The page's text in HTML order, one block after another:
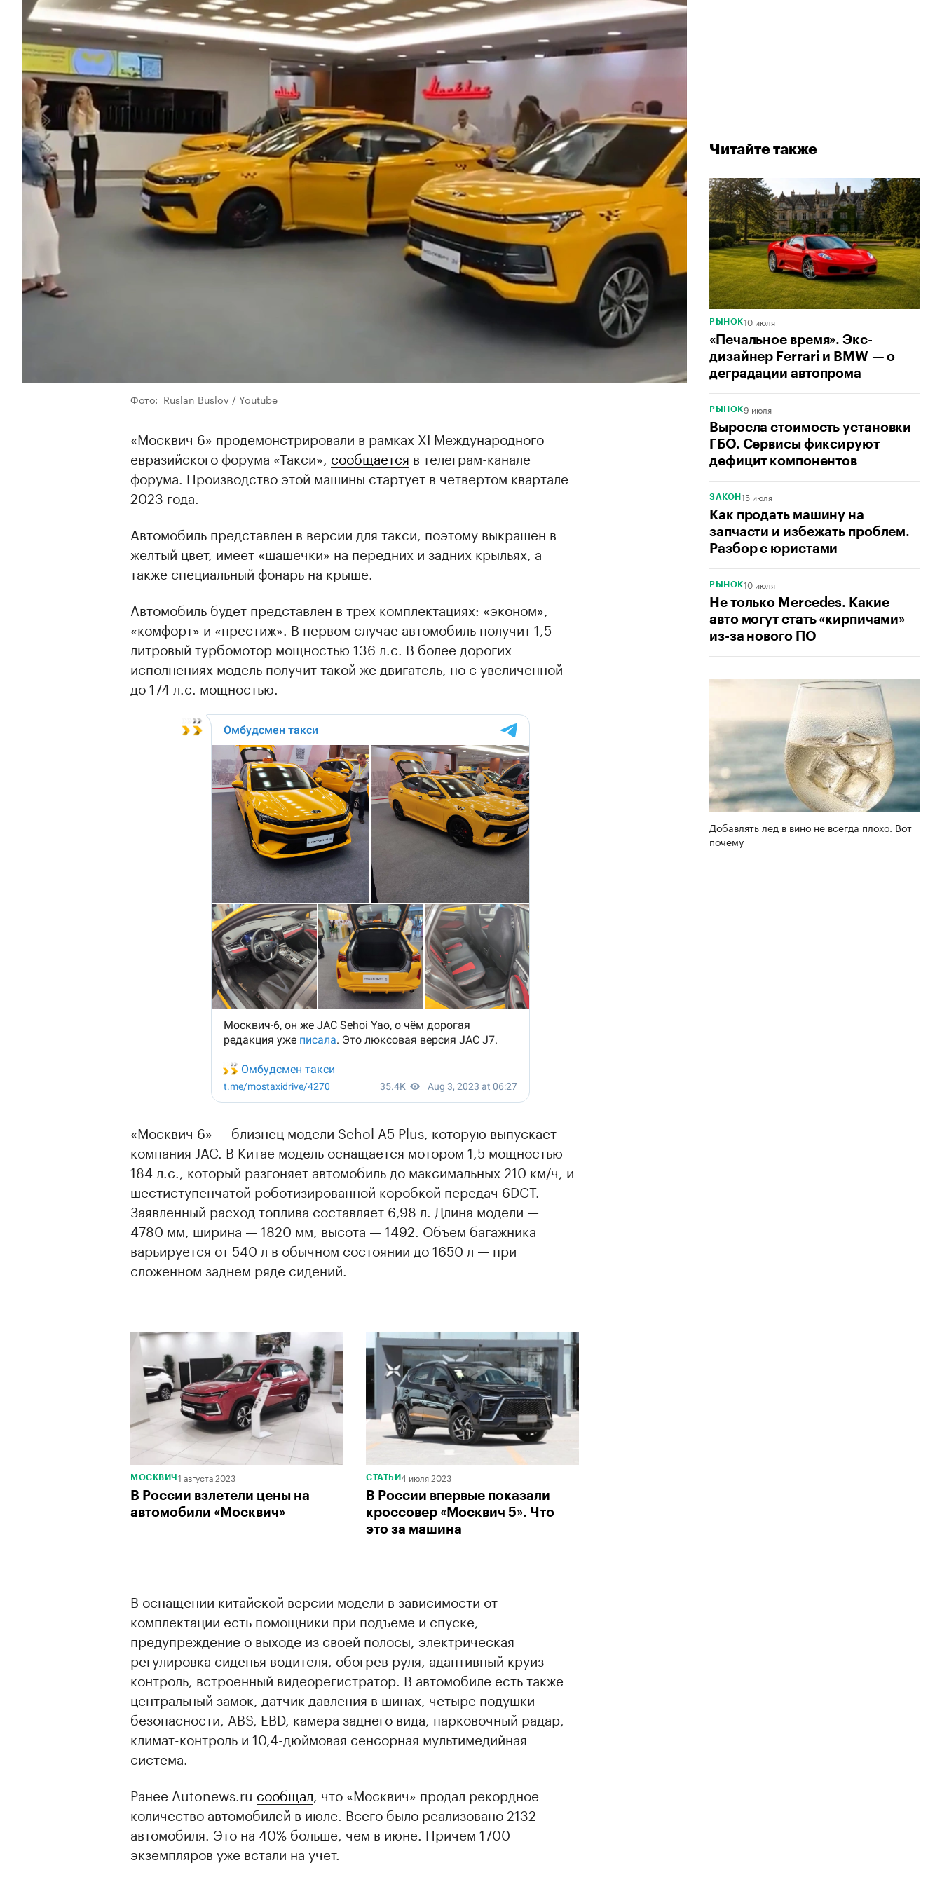
Читайте также
РЫНОК10 июля
«Печальное время». Экс-
дизайнер Ferrari и BMW — о
деградации автопрома
РЫНОК9 июля
Выросла стоимость установки
ГБО. Сервисы фиксируют
дефицит компонентов
ЗАКОН 15 июля
Как продать машину на
запчасти и избежать проблем.
Разбор с юристами
РЫНОК10 июля
Не только Mercedes. Какие
авто могут стать «кирпичами»
из-за нового ПО
Добавлять лед в вино не всегда плохо. Вот
почему
Фото: Ruslan Buslov / Youtube
«Москвич 6» продемонстрировали в рамках XI Международного
евразийского форума «Такси», сообщается в телеграм-канале
форума. Производство этой машины стартует в четвертом квартале
2023 года.
Автомобиль представлен в версии для такси, поэтому выкрашен в
желтый цвет, имеет «шашечки» на передних и задних крыльях, а
также специальный фонарь на крыше.
Автомобиль будет представлен в трех комплектациях: «эконом»,
«комфорт» и «престиж». В первом случае автомобиль получит 1,5-
литровый турбомотор мощностью 136 л.с. В более дорогих
исполнениях модель получит такой же двигатель, но с увеличенной
до 174 л.с. мощностью.
«Москвич 6» — близнец модели Sehol A5 Plus, которую выпускает
компания JAC. В Китае модель оснащается мотором 1,5 мощностью
184 л.с., который разгоняет автомобиль до максимальных 210 км/ч, и
шестиступенчатой роботизированной коробкой передач 6DCT.
Заявленный расход топлива составляет 6,98 л. Длина модели —
4780 мм, ширина — 1820 мм, высота — 1492. Объем багажника
варьируется от 540 л в обычном состоянии до 1650 л — при
сложенном заднем ряде сидений.
МОСКВИЧ 1 августа 2023
В России взлетели цены на
автомобили «Москвич»
СТАТЬИ4 июля 2023
В России впервые показали
кроссовер «Москвич 5». Что
это за машина
В оснащении китайской версии модели в зависимости от
комплектации есть помощники при подъеме и спуске,
предупреждение о выходе из своей полосы, электрическая
регулировка сиденья водителя, обогрев руля, адаптивный круиз-
контроль, встроенный видеорегистратор. В автомобиле есть также
центральный замок, датчик давления в шинах, четыре подушки
безопасности, ABS, EBD, камера заднего вида, парковочный радар,
климат-контроль и 10,4-дюймовая сенсорная мультимедийная
система.
Ранее Autonews.ru сообщал , что «Москвич» продал рекордное
количество автомобилей в июле. Всего было реализовано 2132
автомобиля. Это на 40% больше, чем в июне. Причем 1700
экземпляров уже встали на учет.